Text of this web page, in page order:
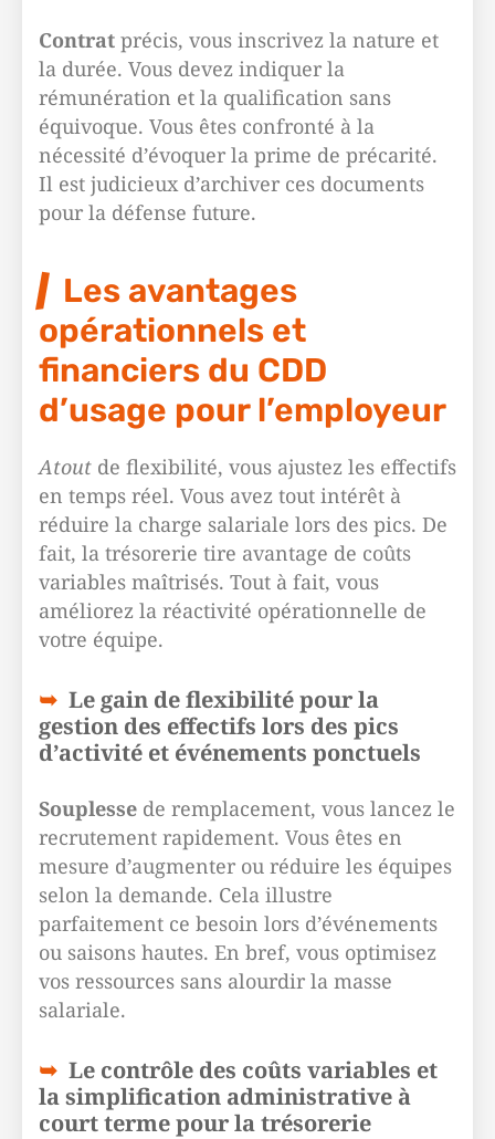
Contrat précis, vous inscrivez la nature et
la durée. Vous devez indiquer la
rémunération et la qualification sans
équivoque. Vous êtes confronté à la
nécessité d’évoquer la prime de précarité.
Il est judicieux d’archiver ces documents
pour la défense future.
Les avantages
opérationnels et
financiers du CDD
d’usage pour l’employeur
Atout de flexibilité, vous ajustez les effectifs
en temps réel. Vous avez tout intérêt à
réduire la charge salariale lors des pics. De
fait, la trésorerie tire avantage de coûts
variables maîtrisés. Tout à fait, vous
améliorez la réactivité opérationnelle de
votre équipe.
Le gain de flexibilité pour la
gestion des effectifs lors des pics
d’activité et événements ponctuels
Souplesse de remplacement, vous lancez le
recrutement rapidement. Vous êtes en
mesure d’augmenter ou réduire les équipes
selon la demande. Cela illustre
parfaitement ce besoin lors d’événements
ou saisons hautes. En bref, vous optimisez
vos ressources sans alourdir la masse
salariale.
Le contrôle des coûts variables et
la simplification administrative à
court terme pour la trésorerie